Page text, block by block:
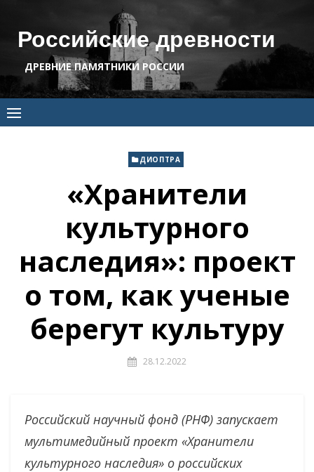
contentРоссийские древности
ДРЕВНИЕ ПАМЯТНИКИ РОССИИ
ДИОПТРА
«Хранители
культурного
наследия»: проект
о том, как ученые
берегут культуру
28.12.2022
Российский научный фонд (РНФ) запускает
мультимедийный проект «Хранители
культурного наследия» о российских